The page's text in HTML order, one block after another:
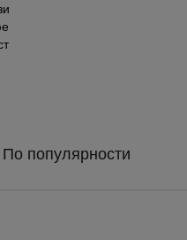
По популярности